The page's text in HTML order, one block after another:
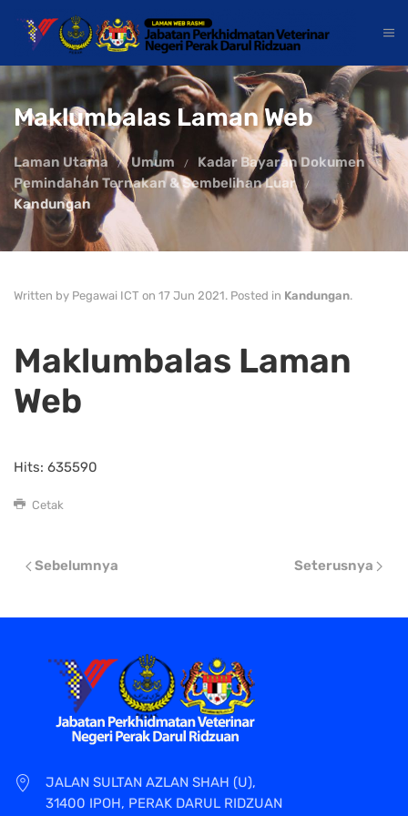
Maklumbalas Laman Web
Laman Utama Umum
Kadar Bayaran Dokumen
Pemindahan Ternakan & Sembelihan Luar
Kandungan
Written by Pegawai ICT on 17 Jun 2021. Posted in Kandungan.
Maklumbalas Laman
Web
Hits: 635590
Cetak
Sebelumnya Seterusnya
JALAN SULTAN AZLAN SHAH (U),
31400 IPOH, PERAK DARUL RIDZUAN